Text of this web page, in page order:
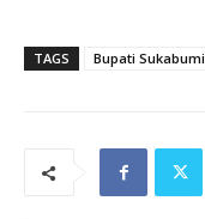
TAGS Bupati Sukabumi